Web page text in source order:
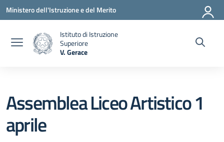
Vai ai contenuti
Vai al menu di navigazione
Vai al footer
Ministero dell'Istruzione e del Merito
Istituto di Istruzione
Superiore
V. Gerace
Assemblea Liceo Artistico 1
aprile